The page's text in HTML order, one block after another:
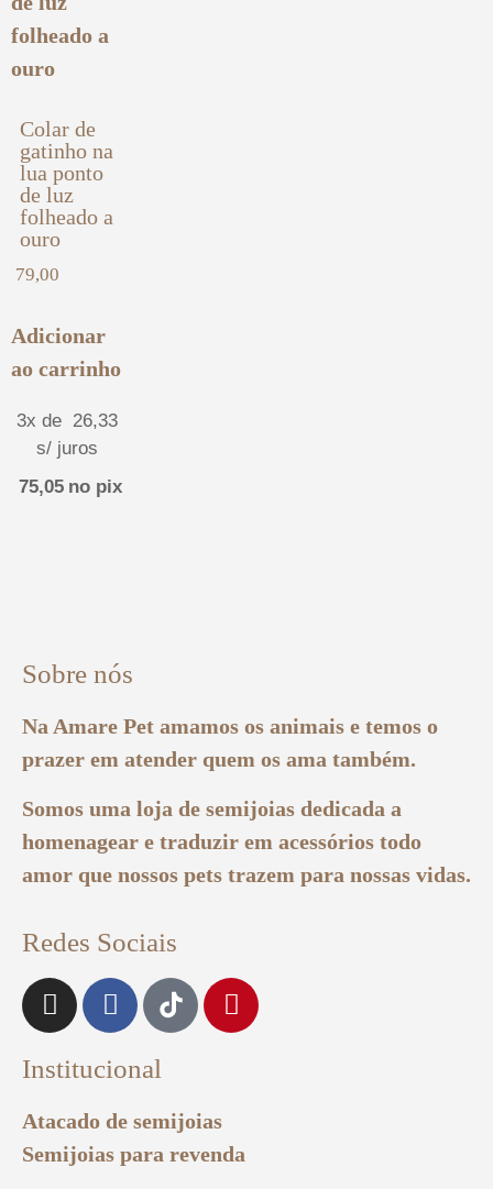
Colar de
gatinho na
lua ponto
de luz
folheado a
ouro
79,00
Adicionar
ao carrinho
3x de 26,33
s/ juros
75,05 no pix
Sobre nós
Na Amare Pet amamos os animais e temos o
prazer em atender quem os ama também.
Somos uma loja de semijoias dedicada a
homenagear e traduzir em acessórios todo
amor que nossos pets trazem para nossas vidas.
Redes Sociais
Institucional
Atacado de semijoias
Semijoias para revenda